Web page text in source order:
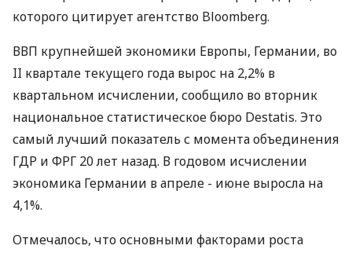
которого цитирует агентство Bloomberg.
ВВП крупнейшей экономики Европы, Германии, во
II квартале текущего года вырос на 2,2% в
квартальном исчислении, сообщило во вторник
национальное статистическое бюро Destatis. Это
самый лучший показатель с момента объединения
ГДР и ФРГ 20 лет назад. В годовом исчислении
экономика Германии в апреле - июне выросла на
4,1%.
Отмечалось, что основными факторами роста